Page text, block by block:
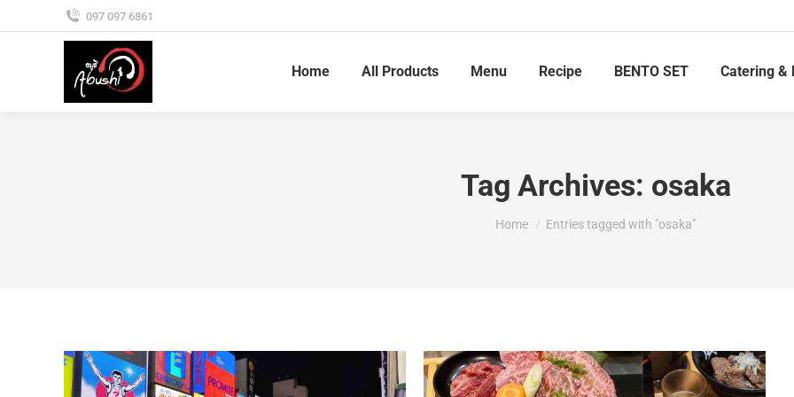
097 097 6861
Home All Products Menu Recipe BENTO SET Catering &
Tag Archives: osaka
You are here:
Home Entries tagged with "osaka"